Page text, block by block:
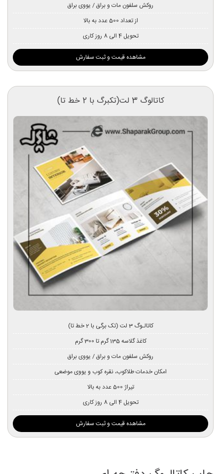
روکش سلفون مات و براق / یووی براق
از تعداد 500 عدد به بالا
تحویل 4 الی 8 روز کاری
مشاهده قیمت و ثبت سفارش
کاتالوگ 3 لت(تکبرگ با 2 خط تا)
کاتالـوگ 3 لت (تک برگی با 2 خط تا)
کاغذ گلاسه 135 گرم تا 300 گرم
روکش سلفون مات و براق / یووی براق
امکان خدمات طلاکوب، نقره کوب و یووی موضعی
تیراژ 500 عدد به بالا
تحویل 4 الی 8 روز کاری
مشاهده قیمت و ثبت سفارش